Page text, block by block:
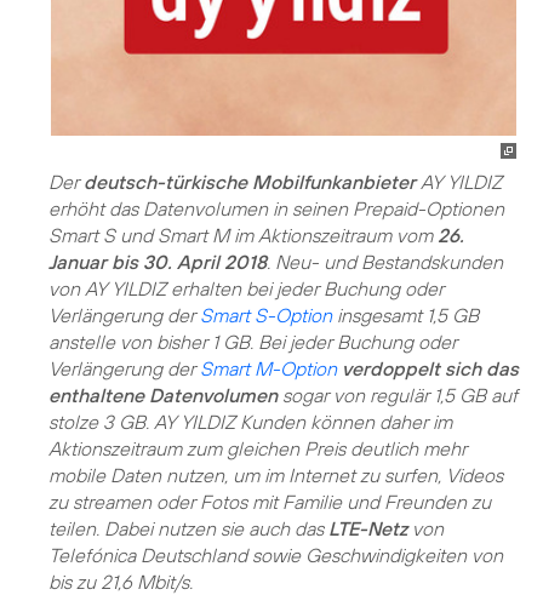
Derdeutsch-türkische MobilfunkanbieterAY YILDIZ
erhöht das Datenvolumen in seinen Prepaid-Optionen
Smart S und Smart M im Aktionszeitraum vom 26.
Januar bis 30. April 2018. Neu- und Bestandskunden
von AY YILDIZ erhalten bei jeder Buchung oder
Verlängerung derSmart S-Optioninsgesamt 1,5 GB
anstelle von bisher 1 GB. Bei jeder Buchung oder
Verlängerung derSmart M-Optionverdoppelt sich das
enthaltene Datenvolumensogar von regulär 1,5 GB auf
stolze 3 GB. AY YILDIZ Kunden können daher im
Aktionszeitraum zum gleichen Preis deutlich mehr
mobile Daten nutzen, um im Internet zu surfen, Videos
zu streamen oder Fotos mit Familie und Freunden zu
teilen. Dabei nutzen sie auch das LTE-Netzvon
Telefónica Deutschland sowie Geschwindigkeiten von
bis zu 21,6 Mbit/s.